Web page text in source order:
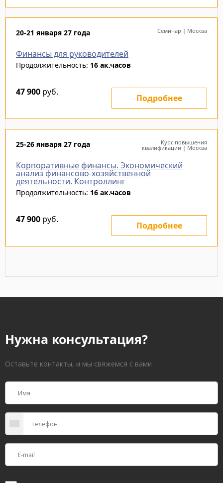
20-21 января 27 года Семинар | Москва
Финансы для руководителей
Продолжительность: 16 ак.часов
47 900 руб.
Подробнее
25-26 января 27 года Курс повышения
квалификации | Москва
Корпоративные финансы. Экономический
анализ финансово-хозяйственной
деятельности. Контроллинг
Продолжительность: 16 ак.часов
47 900 руб.
Подробнее
Нужна консультация?
Оставьте контакты, и мы свяжемся с вами